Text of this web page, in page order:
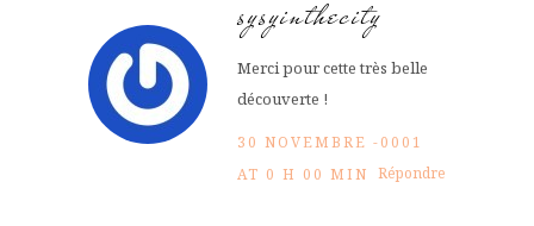
sysyinthecity
Merci pour cette très belle
découverte !
30 NOVEMBRE -0001
AT 0 H 00 MIN Répondre